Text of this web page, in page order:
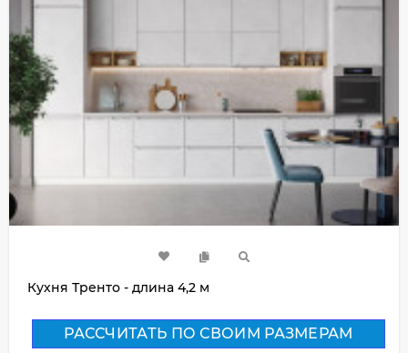
Кухня Тренто - длина 4,2 м
РАССЧИТАТЬ ПО СВОИМ РАЗМЕРАМ